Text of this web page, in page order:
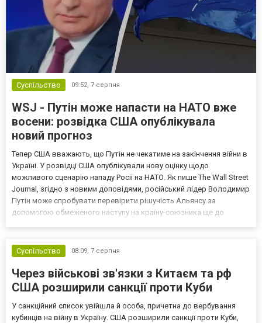
Суспільство 09:52, 7 серпня
WSJ - Путін може напасти на НАТО вже
восени: розвідка США опублікувала
новий прогноз
Тепер США вважають, що Путін не чекатиме на закінчення війни в
Україні. У розвідці США опублікували нову оцінку щодо
можливого сценарію нападу Росії на НАТО. Як пише The Wall Street
Journal, згідно з новими доповідями, російський лідер Володимир
Путін може спробувати перевірити рішучість Альянсу за
допомогою обмеженого наступу на країну-союзника ще до
Суспільство
08:09, 7 серпня
Через військові зв'язки з Китаєм та рф
США розширили санкції проти Куби
У санкційний список увійшла й особа, причетна до вербування
кубинців на війну в Україну. США розширили санкції проти Куби,